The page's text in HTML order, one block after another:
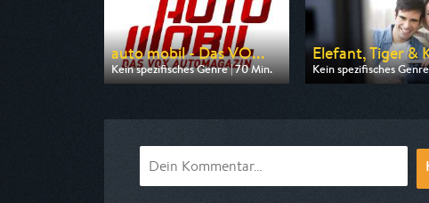
auto mobil - Das VO...
Kein spezifisches Genre | 70 Min.
Ausgestrahlt von VOX
Elefant, Tiger &
Kein spezifisches
Ausgestrahlt von ARD